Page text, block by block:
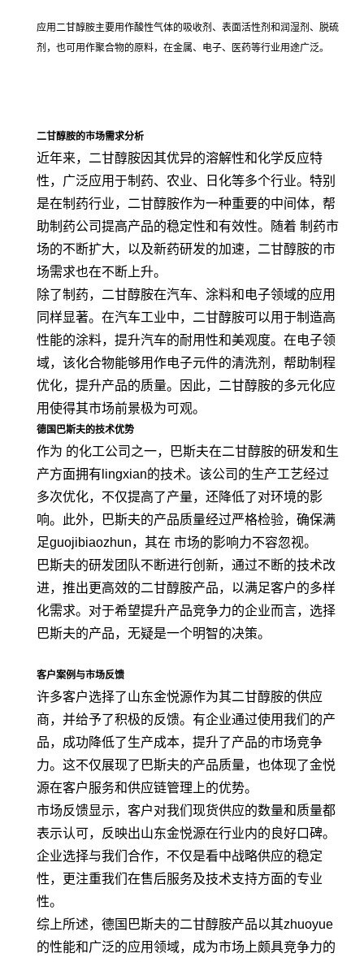
应用二甘醇胺主要用作酸性气体的吸收剂、表面活性剂和润湿剂、脱硫
剂，也可用作聚合物的原料，在金属、电子、医药等行业用途广泛。
二甘醇胺的市场需求分析
近年来，二甘醇胺因其优异的溶解性和化学反应特
性，广泛应用于制药、农业、日化等多个行业。特别
是在制药行业，二甘醇胺作为一种重要的中间体，帮
助制药公司提高产品的稳定性和有效性。随着 制药市
场的不断扩大，以及新药研发的加速，二甘醇胺的市
场需求也在不断上升。
除了制药，二甘醇胺在汽车、涂料和电子领域的应用
同样显著。在汽车工业中，二甘醇胺可以用于制造高
性能的涂料，提升汽车的耐用性和美观度。在电子领
域，该化合物能够用作电子元件的清洗剂，帮助制程
优化，提升产品的质量。因此，二甘醇胺的多元化应
用使得其市场前景极为可观。
德国巴斯夫的技术优势
作为 的化工公司之一，巴斯夫在二甘醇胺的研发和生
产方面拥有lingxian的技术。该公司的生产工艺经过
多次优化，不仅提高了产量，还降低了对环境的影
响。此外，巴斯夫的产品质量经过严格检验，确保满
足guojibiaozhun，其在 市场的影响力不容忽视。
巴斯夫的研发团队不断进行创新，通过不断的技术改
进，推出更高效的二甘醇胺产品，以满足客户的多样
化需求。对于希望提升产品竞争力的企业而言，选择
巴斯夫的产品，无疑是一个明智的决策。
客户案例与市场反馈
许多客户选择了山东金悦源作为其二甘醇胺的供应
商，并给予了积极的反馈。有企业通过使用我们的产
品，成功降低了生产成本，提升了产品的市场竞争
力。这不仅展现了巴斯夫的产品质量，也体现了金悦
源在客户服务和供应链管理上的优势。
市场反馈显示，客户对我们现货供应的数量和质量都
表示认可，反映出山东金悦源在行业内的良好口碑。
企业选择与我们合作，不仅是看中战略供应的稳定
性，更注重我们在售后服务及技术支持方面的专业
性。
综上所述，德国巴斯夫的二甘醇胺产品以其zhuoyue
的性能和广泛的应用领域，成为市场上颇具竞争力的